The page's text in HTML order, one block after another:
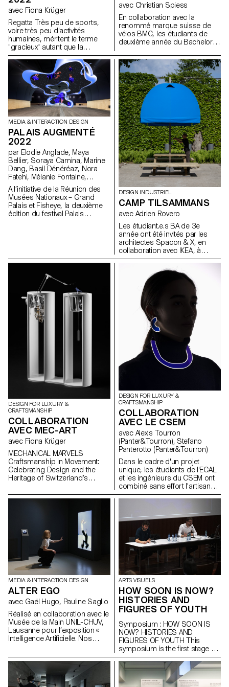
avec Fiona Krüger
Regatta Très peu de sports,
voire très peu d'activités
humaines, méritent le terme
"gracieux" autant que la
pratique de l’aviron. Les
longues embarcations
profilées qui coupent l'eau
comme un stiletto et laissent à
peine une ondulation comptent
parmi les formes les plus
élégantes de déplacement
humain sur terre. Ce sentiment
de grâce cache à la fois
l'incroyable puissance des
rameurs et la précision de leur
embarcation. L'Epée 1839
exploite et rend hommage à la
grâce de la godille avec La
Regatta, une élégante horloge
verticale qui évoque la forme
d'une longue et fine godille,
avec la puissance (réserve de
marche de 8 jours) et la
précision du plus élégant des
sports horlogers. Alors que
de calme.
avec Christian Spiess
En collaboration avec la
renommé marque suisse de
vélos BMC, les étudiants de
deuxième année du Bachelor
direction de Stéphane Halmaï-
Voisard, responsable du
programme, et de Christian
Spiess, designer suisse et
passionné de vélo, présentent
une collection d'accessoires
pratiques et colorés pour les
trajets quotidiens en vélo.
MEDIA & INTERACTION DESIGN
PALAIS AUGMENTÉ
2022
par Elodie Anglade, Maya
Bellier, Soraya Camina, Marine
Dang, Basil Dénéréaz, Nora
Fatehi, Mélanie Fontaine,
Sébastien Galera Larios, Evan
Kelly, Jamy Herrmann, Bogdan
Nastase, Michael Pica, Jorge
Reis, Nathanaël Vianin, Julie
Ryser
A l’initiative de la Réunion des
Musées Nationaux – Grand
Palais et Fisheye, la deuxième
édition du festival Palais
sera représenté à plusieurs
DESIGN INDUSTRIEL
CAMP TILSAMMANS
avec Adrien Rovero
Les étudiant.e.s BA de 3e
année ont été invités par les
architectes Spacon & X, en
collaboration avec IKEA, à
concevoir un abri pour un
événement à Helsingborg, en
Suède. Cet abri fait partie du
camp Tillsammans ("Tous
ensemble"). L'objectif était de
concevoir une
microarchitecture qui réponde
aux préoccupations actuelles,
favorise les interactions
sociales et offre une expérience
de vie unique.
DESIGN FOR LUXURY &
CRAFTSMANSHIP
COLLABORATION
AVEC MEC-ART
avec Fiona Krüger
MECHANICAL MARVELS
Craftsmanship in Movement:
Celebrating Design and the
Heritage of Switzerland’s
DESIGN FOR LUXURY &
CRAFTSMANSHIP
COLLABORATION
AVEC LE CSEM
avec Alexis Tourron
(Panter&Tourron), Stefano
Panterotto (Panter&Tourron)
Dans le cadre d'un projet
unique, les étudiants de l'ECAL
et les ingénieurs du CSEM ont
combiné sans effort l'artisanat
moderne et les
une série de bijoux innovants
"Couleurs structurelles".
MEDIA & INTERACTION DESIGN
ALTER EGO
avec Gaël Hugo, Pauline Saglio
Réalisé en collaboration avec le
Musée de la Main UNIL-CHUV,
Lausanne pour l’exposition «
Intelligence Artificielle. Nos
« Alter Ego » interroge la notion
de reflet numérique. Elle met en
lumière, de manière ludique,
ARTS VISUELS
HOW SOON IS NOW?
HISTORIES AND
FIGURES OF YOUTH
Symposium : HOW SOON IS
NOW? HISTORIES AND
FIGURES OF YOUTH This
symposium is the first stage of
the research project How Soon
Is Now? Histories and Figures
of Youth. It questions “youth” as
a conceptual, aesthetic,